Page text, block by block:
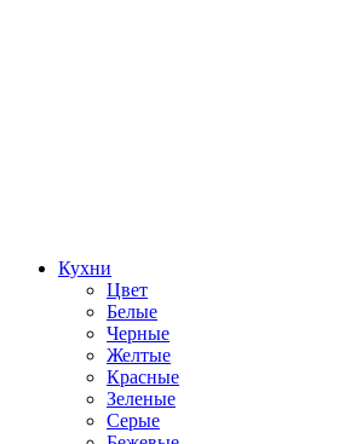
Кухни
Цвет
Белые
Черные
Желтые
Красные
Зеленые
Серые